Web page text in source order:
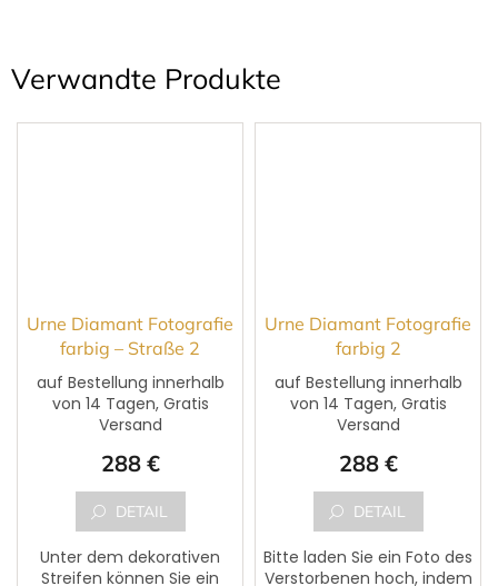
Verwandte Produkte
Urne Diamant Fotografie
farbig – Straße 2
auf Bestellung innerhalb
von 14 Tagen, Gratis
Versand
288 €
DETAIL
Unter dem dekorativen
Streifen können Sie ein
Urne Diamant Fotografie
farbig 2
auf Bestellung innerhalb
von 14 Tagen, Gratis
Versand
288 €
DETAIL
Bitte laden Sie ein Foto des
Verstorbenen hoch, indem